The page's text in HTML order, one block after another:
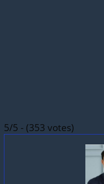
5/5 - (353 votes)